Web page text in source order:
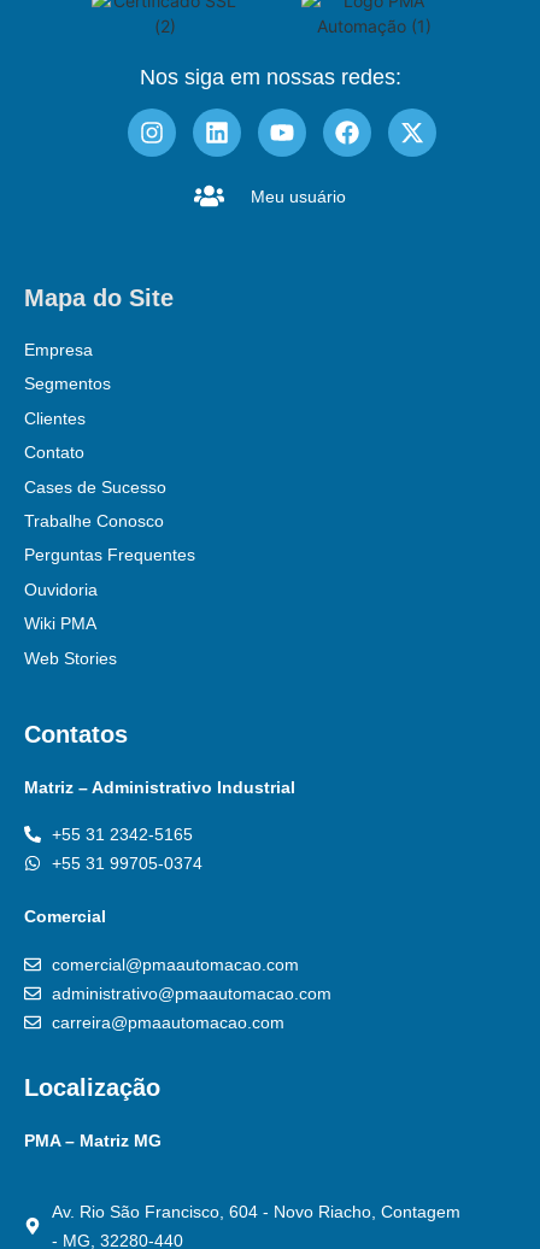
Nos siga em nossas redes:
Meu usuário
Mapa do Site
Empresa
Segmentos
Clientes
Contato
Cases de Sucesso
Trabalhe Conosco
Perguntas Frequentes
Ouvidoria
Wiki PMA
Web Stories
Contatos
Matriz – Administrativo Industrial
+55 31 2342-5165
+55 31 99705-0374
Comercial
comercial@pmaautomacao.com
administrativo@pmaautomacao.com
carreira@pmaautomacao.com
Localização
PMA – Matriz MG
Av. Rio São Francisco, 604 - Novo Riacho, Contagem
- MG, 32280-440